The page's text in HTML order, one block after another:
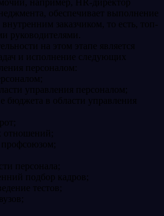
обеспечивает выполнение
заказчиком, то есть, топ-
руководителями.
на этом этапе является
и исполнение следующих
персоналом:
управления персоналом;
бюджета в области управления
отношений;
персонала;
подбор кадров;
тестов;